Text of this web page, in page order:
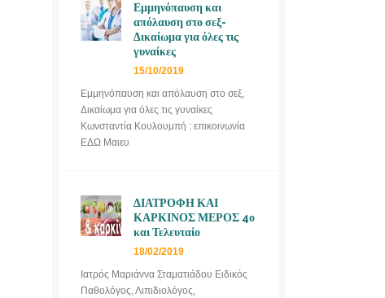
Εμμηνόπαυση και
απόλαυση στο σεξ-
Δικαίωμα για όλες τις
γυναίκες
15/10/2019
Εμμηνόπαυση και απόλαυση στο σεξ,
Δικαίωμα για όλες τις γυναίκες
Κωνσταντία Κουλουμπή : επικοινωνία
ΕΔΩ Μαιευ
ΔΙΑΤΡΟΦΗ ΚΑΙ
ΚΑΡΚΙΝΟΣ ΜΕΡΟΣ 4ο
και Τελευταίο
18/02/2019
Ιατρός Μαριάννα Σταματιάδου Ειδικός
Παθολόγος, Λιπιδιολόγος,